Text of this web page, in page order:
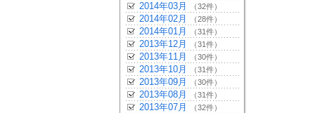
2014年03月 （32件）
2014年02月 （28件）
2014年01月 （31件）
2013年12月 （31件）
2013年11月 （30件）
2013年10月 （31件）
2013年09月 （30件）
2013年08月 （31件）
2013年07月 （32件）